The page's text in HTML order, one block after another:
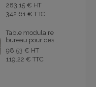
283,15 € HT
342.61 € TTC
Table modulaire
bureau pour des...
98,53 € HT
119.22 € TTC